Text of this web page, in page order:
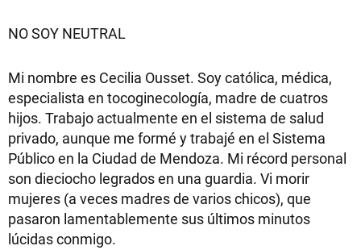
NO SOY NEUTRAL
Mi nombre es Cecilia Ousset. Soy católica, médica,
especialista en tocoginecología, madre de cuatros
hijos. Trabajo actualmente en el sistema de salud
privado, aunque me formé y trabajé en el Sistema
Público en la Ciudad de Mendoza. Mi récord personal
son dieciocho legrados en una guardia. Vi morir
mujeres (a veces madres de varios chicos), que
pasaron lamentablemente sus últimos minutos
lúcidas conmigo.